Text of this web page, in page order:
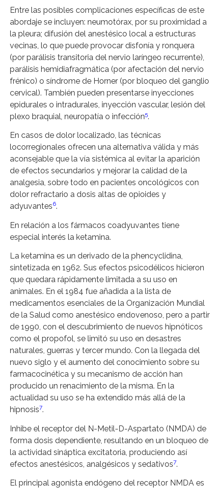
Entre las posibles complicaciones específicas de este
abordaje se incluyen: neumotórax, por su proximidad a
la pleura; difusión del anestésico local a estructuras
vecinas, lo que puede provocar disfonía y ronquera
(por parálisis transitoria del nervio laríngeo recurrente),
parálisis hemidiafragmática (por afectación del nervio
frénico) o síndrome de Horner (por bloqueo del ganglio
cervical). También pueden presentarse inyecciones
epidurales o intradurales, inyección vascular, lesión del
plexo braquial, neuropatía o infección5.
En casos de dolor localizado, las técnicas
locorregionales ofrecen una alternativa válida y más
aconsejable que la vía sistémica al evitar la aparición
de efectos secundarios y mejorar la calidad de la
analgesia, sobre todo en pacientes oncológicos con
dolor refractario a dosis altas de opioides y
adyuvantes6.
En relación a los fármacos coadyuvantes tiene
especial interés la ketamina.
La ketamina es un derivado de la phencyclidina,
sintetizada en 1962. Sus efectos psicodélicos hicieron
que quedara rápidamente limitada a su uso en
animales. En el 1984 fue añadida a la lista de
medicamentos esenciales de la Organización Mundial
de la Salud como anestésico endovenoso, pero a partir
de 1990, con el descubrimiento de nuevos hipnóticos
como el propofol, se limitó su uso en desastres
naturales, guerras y tercer mundo. Con la llegada del
nuevo siglo y el aumento del conocimiento sobre su
farmacocinética y su mecanismo de acción han
producido un renacimiento de la misma. En la
actualidad su uso se ha extendido más allá de la
hipnosis7.
Inhibe el receptor del N-Metil-D-Aspartato (NMDA) de
forma dosis dependiente, resultando en un bloqueo de
la actividad sináptica excitatoria, produciendo así
efectos anestésicos, analgésicos y sedativos7.
El principal agonista endógeno del receptor NMDA es